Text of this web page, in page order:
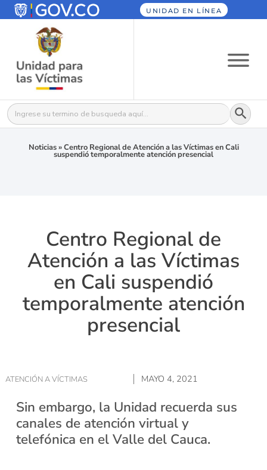
UNIDAD EN LÍNEA
Buscar: Botón
Noticias»Centro Regional de Atención a las Víctimas en Cali
suspendió temporalmente atención presencial
Centro Regional de
Atención a las Víctimas
en Cali suspendió
temporalmente atención
presencial
ATENCIÓN A VÍCTIMAS MAYO 4, 2021
Sin embargo, la Unidad recuerda sus
canales de atención virtual y
telefónica en el Valle del Cauca.